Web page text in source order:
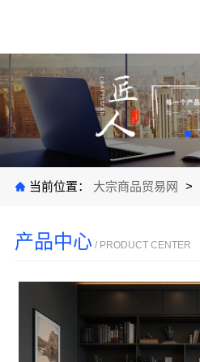
当前位置： 大宗商品贸易网 >
产品中心 / PRODUCT CENTER